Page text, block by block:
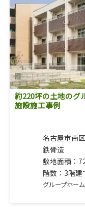
約220坪の土地の
施設施工事例
名古屋市南区
鉄骨造
敷地面積：
階数：3階建
グループホーム